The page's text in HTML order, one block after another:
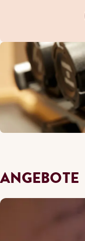
ANGEBOTE